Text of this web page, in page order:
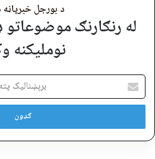
د بورجل خبرپاڼه
له رنګارنګ
نوملیکنه
برېښنالیک
پته